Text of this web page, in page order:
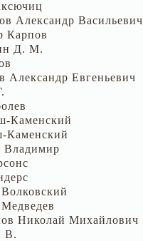
Александр Васильевич
Карпов
Д. М.
Александр Евгеньевич
Каменский
Каменский
Владимир
Николай Михайлович
В.